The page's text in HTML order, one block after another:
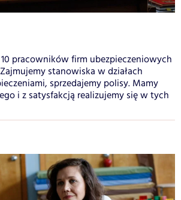
10 pracowników firm ubezpieczeniowych
stanowiska w działach
sprzedajemy polisy. Mamy
i z satysfakcją realizujemy się w tych